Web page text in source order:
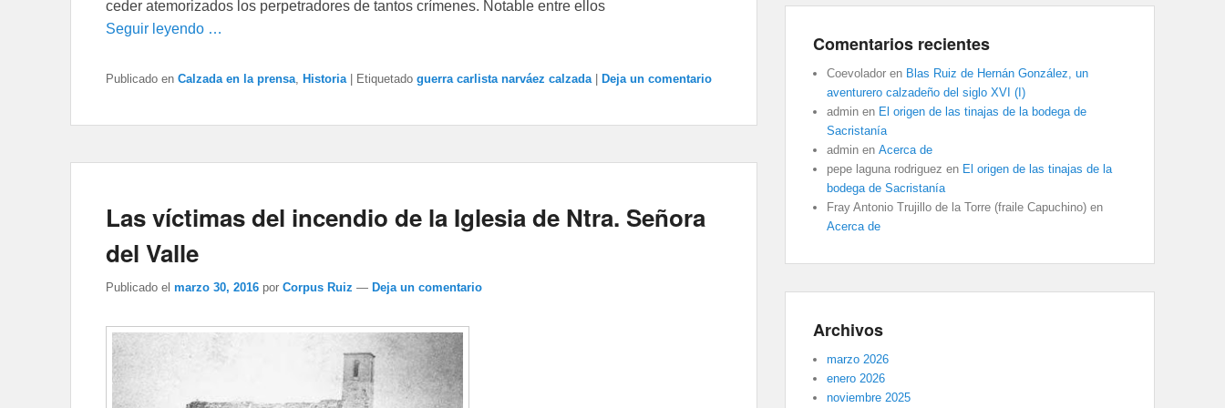
ceder atemorizados los perpetradores de tantos crímenes. Notable entre ellos
Seguir leyendo …
Publicado en Calzada en la prensa, Historia Etiquetado guerra carlista narváez calzada Deja un comentario
Las víctimas del incendio de la Iglesia de Ntra. Señora
del Valle
Publicado el marzo 30, 2016 por Corpus Ruiz — Deja un comentario
Comentarios recientes
Coevolador en Blas Ruiz de Hernán González, un
aventurero calzadeño del siglo XVI (I)
admin en El origen de las tinajas de la bodega de
Sacristanía
admin en Acerca de
pepe laguna rodriguez en El origen de las tinajas de la
bodega de Sacristanía
Fray Antonio Trujillo de la Torre (fraile Capuchino) en
Acerca de
Archivos
marzo 2026
enero 2026
noviembre 2025